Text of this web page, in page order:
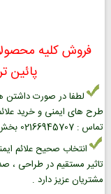
فروش کلیه
پائین
لطفا در صورت داشتن
طرح های ایمنی و خرید
تماس : 02166945707 بخش فروش علائم ایمنی
انتخاب صحیح علائم
تاثیر مستقیم در طراحی ،
مشتریان عزیز دارد .